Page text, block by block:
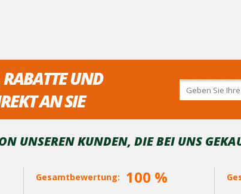
UND
AN SIE
UNSEREN KUNDEN, DIE BEI ​​UNS
Gesamtbewertung: 100 %